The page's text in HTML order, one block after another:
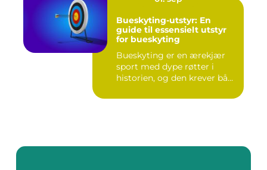
Bueskyting-utstyr: En
guide til essensielt utstyr
for bueskyting
Bueskyting er en ærekjær
sport med dype røtter i
historien, og den krever bå...